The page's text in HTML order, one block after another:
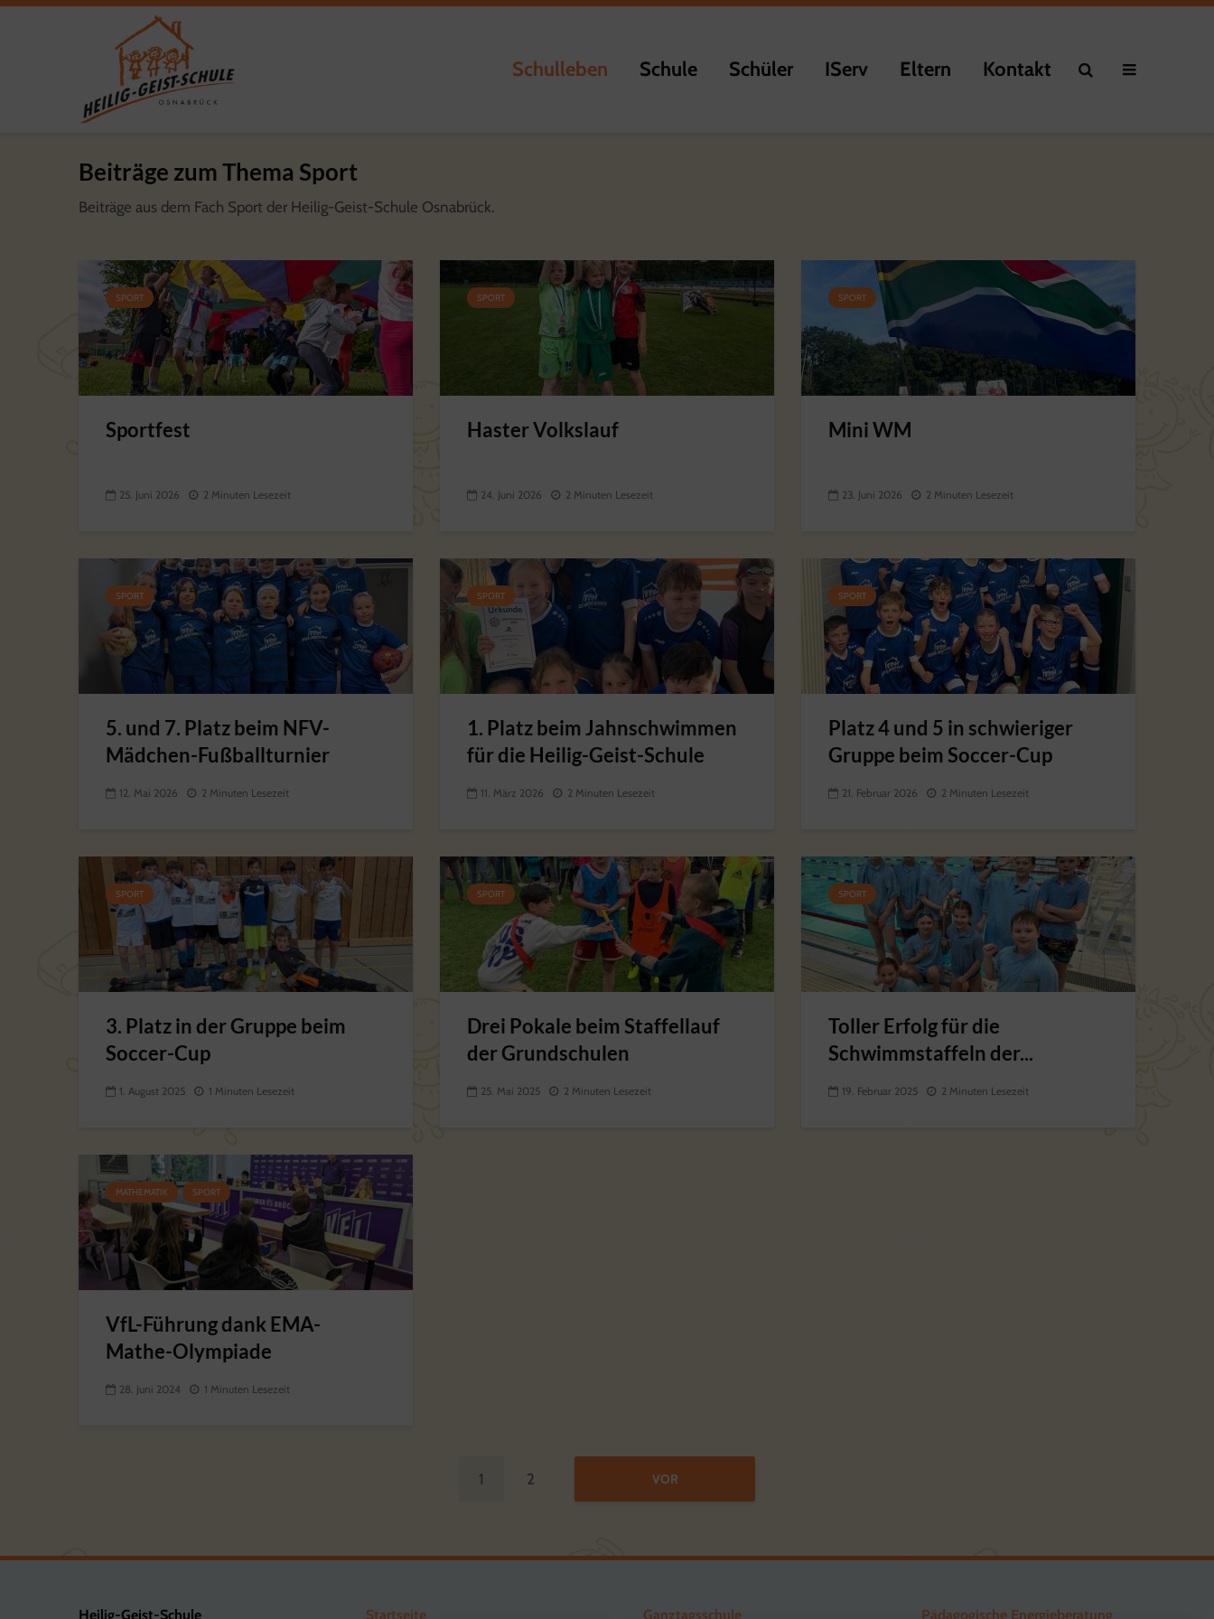
Schulleben Schule Schüler IServ Eltern Kontakt
Beiträge zum Thema Sport
Beiträge aus dem Fach Sport der Heilig-Geist-Schule Osnabrück.
SPORT
Sportfest
25. Juni 2026 2 Minuten Lesezeit
SPORT
Haster Volkslauf
24. Juni 2026 2 Minuten Lesezeit
SPORT
Mini WM
23. Juni 2026 2 Minuten Lesezeit
SPORT
5. und 7. Platz beim NFV-
Mädchen-Fußballturnier
12. Mai 2026 2 Minuten Lesezeit
SPORT
1. Platz beim Jahnschwimmen
für die Heilig-Geist-Schule
11. März 2026 2 Minuten Lesezeit
SPORT
Platz 4 und 5 in schwieriger
Gruppe beim Soccer-Cup
21. Februar 2026 2 Minuten Lesezeit
SPORT
3. Platz in der Gruppe beim
Soccer-Cup
1. August 2025 1 Minuten Lesezeit
SPORT
Drei Pokale beim Staffellauf
der Grundschulen
25. Mai 2025 2 Minuten Lesezeit
SPORT
Toller Erfolg für die
Schwimmstaffeln der...
19. Februar 2025 2 Minuten Lesezeit
MATHEMATIK SPORT
VfL-Führung dank EMA-
Mathe-Olympiade
28. Juni 2024 1 Minuten Lesezeit
1 2 VOR
Heilig-Geist-Schule Startseite Ganztagsschule Pädagogische Energieberatung